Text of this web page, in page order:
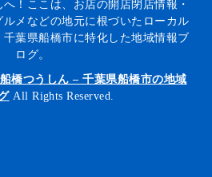
！ここは、お店の開店閉店情報・
メなどの地元に根づいたローカル
葉県船橋市に特化した地域情報ブ
ログ。
船橋つうしん – 千葉県船橋市の地域
All Rights Reserved.